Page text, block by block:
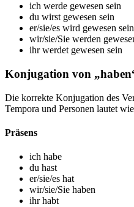
ich werde gewesen sein
du wirst gewesen sein
er/sie/es wird gewesen sein
wir/sie/Sie werden
ihr werdet gewesen sein
Konjugation von
Die korrekte Konjugation des
Tempora und Personen lautet
Präsens
ich habe
du hast
er/sie/es hat
wir/sie/Sie haben
ihr habt